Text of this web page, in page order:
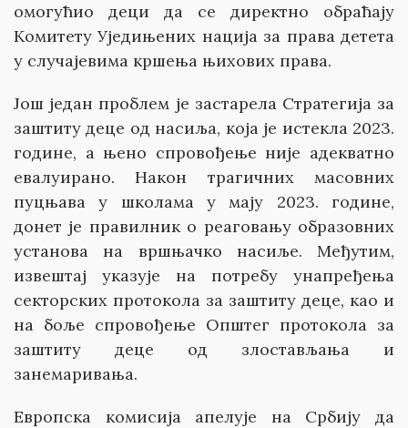
омогућио деци да се директно обраћају
Комитету Уједињених нација за права детета
у случајевима кршења њихових права.
Још један проблем је застарела Стратегија за
заштиту деце од насиља, која је истекла 2023.
године, а њено спровођење није адекватно
евалуирано. Након трагичних масовних
пуцњава у школама у мају 2023. године,
донет је правилник о реаговању образовних
установа на вршњачко насиље. Међутим,
извештај указује на потребу унапређења
секторских протокола за заштиту деце, као и
на боље спровођење Општег протокола за
заштиту деце од злостављања и
занемаривања.
Европска комисија апелује на Србију да